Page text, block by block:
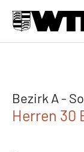
Bezirk A -
Herren 30